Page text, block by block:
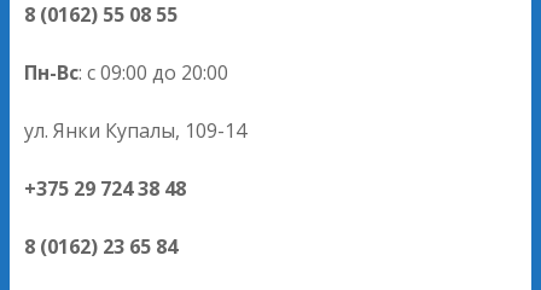
8 (0162) 55 08 55
Пн-Вс: с 09:00 до 20:00
ул. Янки Купалы, 109-14
+375 29 724 38 48
8 (0162) 23 65 84